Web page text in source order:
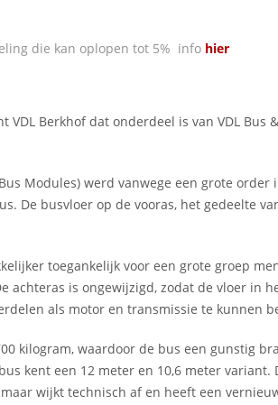
die kan oplopen tot 5% info hier
Berkhof dat onderdeel is van VDL Bus
Modules) werd vanwege een grote
De busvloer op de vooras, het gedeelte
toegankelijk voor een grote groep
is ongewijzigd, zodat de vloer in
als motor en transmissie te kunnen
kilogram, waardoor de bus een gunstig
kent een 12 meter en 10,6 meter
wijkt technisch af en heeft een